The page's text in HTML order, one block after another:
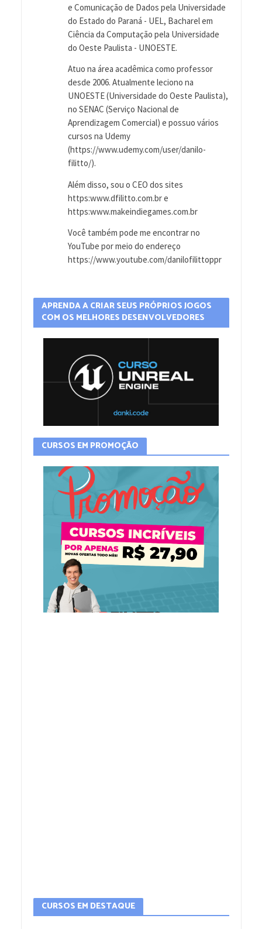
e Comunicação de Dados pela Universidade
do Estado do Paraná - UEL, Bacharel em
Ciência da Computação pela Universidade
do Oeste Paulista - UNOESTE.
Atuo na área acadêmica como professor
desde 2006. Atualmente leciono na
UNOESTE (Universidade do Oeste Paulista),
no SENAC (Serviço Nacional de
Aprendizagem Comercial) e possuo vários
cursos na Udemy
(https://www.udemy.com/user/danilo-
filitto/).
Além disso, sou o CEO dos sites
https:www.dfilitto.com.br e
https:www.makeindiegames.com.br
Você também pode me encontrar no
YouTube por meio do endereço
https://www.youtube.com/danilofilittoppr
APRENDA A CRIAR SEUS PRÓPRIOS JOGOS
COM OS MELHORES DESENVOLVEDORES
CURSOS EM PROMOÇÃO
CURSOS EM DESTAQUE